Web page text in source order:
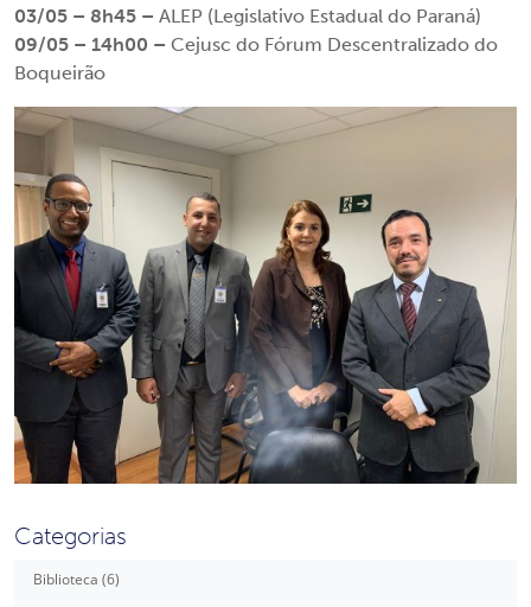
03/05 – 8h45 – ALEP (Legislativo Estadual do Paraná)
09/05 – 14h00 – Cejusc do Fórum Descentralizado do
Boqueirão
Categorias
Biblioteca (6)